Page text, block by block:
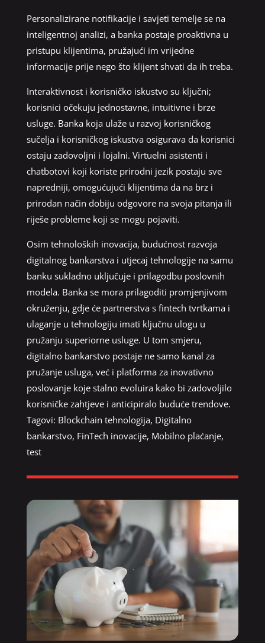
Personalizirane notifikacije i savjeti temelje se na
inteligentnoj analizi, a banka postaje proaktivna u
pristupu klijentima, pružajući im vrijedne
informacije prije nego što klijent shvati da ih treba.
Interaktivnost i korisničko iskustvo su ključni;
korisnici očekuju jednostavne, intuitivne i brze
usluge. Banka koja ulaže u razvoj korisničkog
sučelja i korisničkog iskustva osigurava da korisnici
ostaju zadovoljni i lojalni. Virtuelni asistenti i
chatbotovi koji koriste prirodni jezik postaju sve
napredniji, omogućujući klijentima da na brz i
prirodan način dobiju odgovore na svoja pitanja ili
riješe probleme koji se mogu pojaviti.
Osim tehnoloških inovacija, budućnost razvoja
digitalnog bankarstva i utjecaj tehnologije na samu
banku sukladno uključuje i prilagodbu poslovnih
modela. Banka se mora prilagoditi promjenjivom
okruženju, gdje će partnerstva s fintech tvrtkama i
ulaganje u tehnologiju imati ključnu ulogu u
pružanju superiorne usluge. U tom smjeru,
digitalno bankarstvo postaje ne samo kanal za
pružanje usluga, već i platforma za inovativno
poslovanje koje stalno evoluira kako bi zadovoljilo
korisničke zahtjeve i anticipiralo buduće trendove.
Tagovi: Blockchain tehnologija, Digitalno
bankarstvo, FinTech inovacije, Mobilno plaćanje,
test